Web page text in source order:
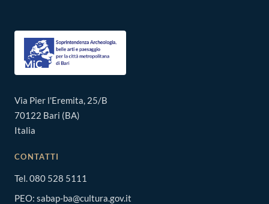
Via Pier l'Eremita, 25/B
70122 Bari (BA)
Italia
CONTATTI
Tel. 080 528 5111
PEO: sabap-ba@cultura.gov.it